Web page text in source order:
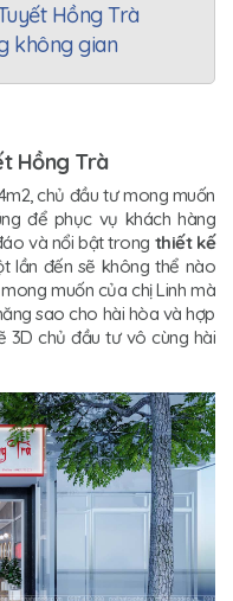
Hồng Trà
không gian
Hồng Trà
chủ đầu tư mong muốn
để phục vụ khách hàng
và nổi bật trong thiết kế
lần đến sẽ không thể nào
muốn của chị Linh mà
sao cho hài hòa và hợp
3D chủ đầu tư vô cùng hài